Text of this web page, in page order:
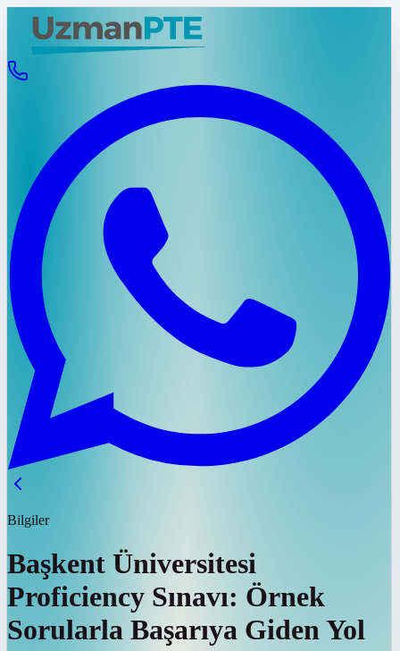
Bilgiler
Başkent Üniversitesi
Proficiency Sınavı: Örnek
Sorularla Başarıya Giden Yol